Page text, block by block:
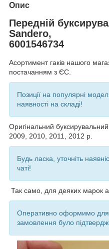
Опис
Передній
Sandero,
6001546734
Асортимент гаків нашого
постачанням з ЄС.
Позиції на популярні
наявності на складі!
Оригінальний
2009, 2010, 2011, 2012 р.
Будь ласка, уточніть
чаті!
Так само, для деяких марок
Оперативно оформимо для
замовлення було